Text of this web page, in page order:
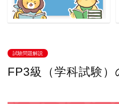
試験問題解説
FP3級（学科試験）